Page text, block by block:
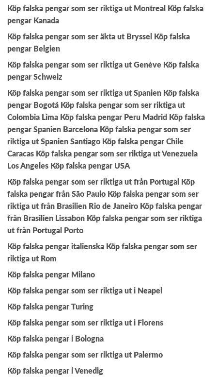
Köp falska pengar som ser riktiga ut Montreal
Köp falska
pengar Kanada
Köp falska pengar som ser äkta ut Bryssel
Köp falska
pengar Belgien
Köp falska pengar som ser riktiga ut Genève Köp falska
pengar Schweiz
Köp falska pengar som ser riktiga ut Spanien Köp falska
pengar Bogotá Köp falska pengar som ser riktiga ut
Colombia Lima Köp falska pengar Peru Madrid Köp falska
pengar Spanien Barcelona Köp falska pengar som ser
riktiga ut Spanien Santiago Köp falska pengar Chile
Caracas Köp falska pengar som ser riktiga ut Venezuela
Los Angeles Köp falska pengar USA
Köp falska pengar som ser riktiga ut från Portugal
Köp
falska pengar från São Paulo Köp falska pengar som ser
riktiga ut från Brasilien Rio de Janeiro Köp falska pengar
från Brasilien Lissabon Köp falska pengar som ser riktiga
ut från Portugal Porto
Köp falska pengar italienska Köp falska pengar som ser
riktiga ut Rom
Köp falska pengar Milano
Köp falska pengar som ser riktiga ut i Neapel
Köp falska pengar Turing
Köp falska pengar som ser riktiga ut i Florens
Köp falska pengar i Bologna
Köp falska pengar som ser riktiga ut Palermo
Köp falska pengar i Venedig